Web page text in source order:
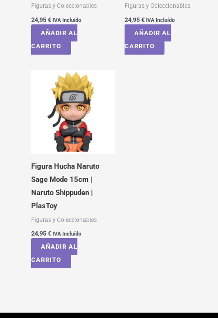
Figuras y Coleccionables
24,95 € IVA Incluído
AÑADIR AL
CARRITO
Figuras y Coleccionables
24,95 € IVA Incluído
AÑADIR AL
CARRITO
Figura Hucha Naruto
Sage Mode 15cm |
Naruto Shippuden |
PlasToy
Figuras y Coleccionables
24,95 € IVA Incluído
AÑADIR AL
CARRITO